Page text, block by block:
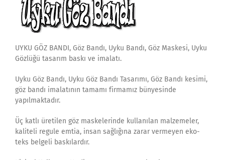
UYKU GÖZ BANDI, Göz Bandı, Uyku Bandı, Göz Maskesi, Uyku
Gözlüğü tasarım baskı ve imalatı.
Uyku Göz Bandı, Uyku Göz Bandı Tasarımı, Göz Bandı kesimi,
göz bandı imalatının tamamı firmamız bünyesinde
yapılmaktadır.
Üç katlı üretilen göz maskelerinde kullanılan malzemeler,
kaliteli regule emtia, insan sağlığına zarar vermeyen eko-
teks belgeli baskılardır.